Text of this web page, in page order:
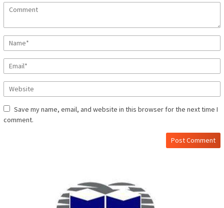
Save my name, email, and website in this browser for the next time I
comment.